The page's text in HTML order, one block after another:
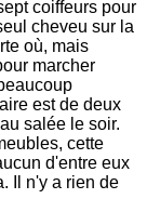
coiffeurs pour
cheveu sur la
où, mais
marcher
est de deux
salée le soir.
cette
d'entre eux
Il n'y a rien de